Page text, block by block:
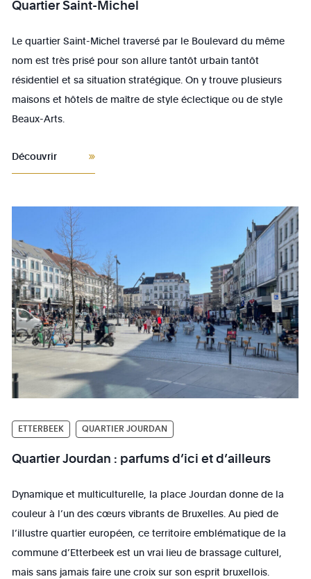
Quartier Saint-Michel
Le quartier Saint-Michel traversé par le Boulevard du même
nom est très prisé pour son allure tantôt urbain tantôt
résidentiel et sa situation stratégique. On y trouve plusieurs
maisons et hôtels de maître de style éclectique ou de style
Beaux-Arts.
Découvrir
ETTERBEEK QUARTIER JOURDAN
Quartier Jourdan : parfums d’ici et d’ailleurs
Dynamique et multiculturelle, la place Jourdan donne de la
couleur à l’un des cœurs vibrants de Bruxelles. Au pied de
l’illustre quartier européen, ce territoire emblématique de la
commune d’Etterbeek est un vrai lieu de brassage culturel,
mais sans jamais faire une croix sur son esprit bruxellois.